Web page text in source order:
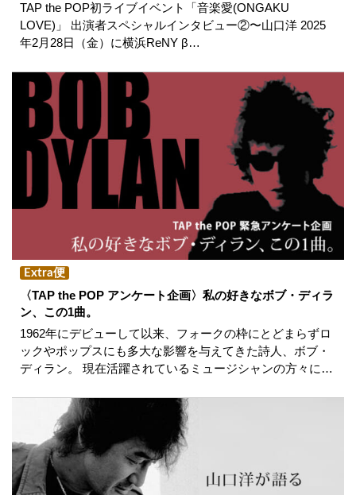
TAP the POP初ライブイベント「音楽愛(ONGAKU
LOVE)」 出演者スペシャルインタビュー②〜山口洋 2025
年2月28日（金）に横浜ReNY β…
Extra便
〈TAP the POP アンケート企画〉私の好きなボブ・ディラ
ン、この1曲。
1962年にデビューして以来、フォークの枠にとどまらずロ
ックやポップスにも多大な影響を与えてきた詩人、ボブ・
ディラン。 現在活躍されているミュージシャンの方々に…